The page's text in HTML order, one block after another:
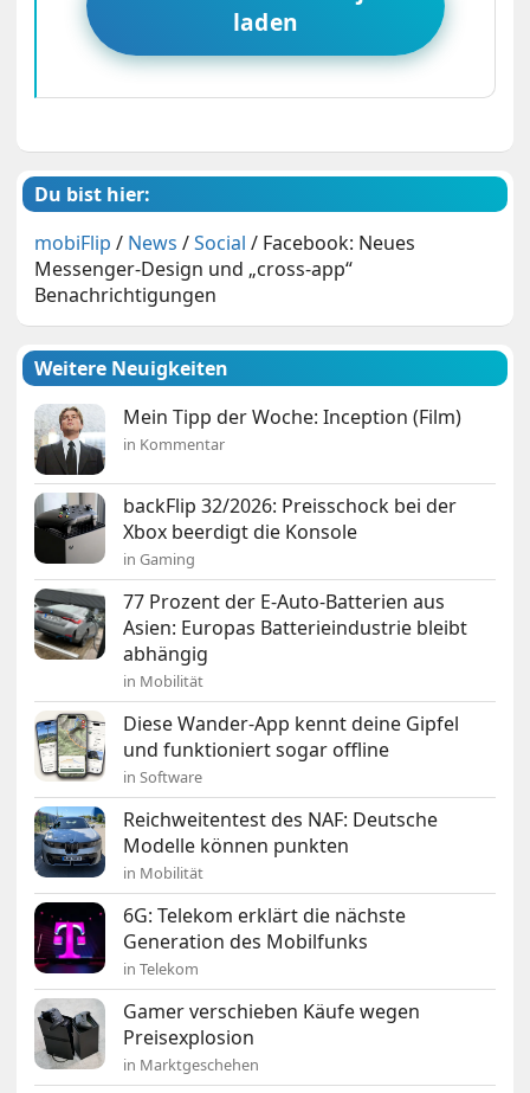
laden
Du bist hier:
mobiFlip / News /Social / Facebook: Neues
Messenger-Design und „cross-app“
Benachrichtigungen
Weitere Neuigkeiten
Mein Tipp der Woche: Inception (Film)
in Kommentar
backFlip 32/2026: Preisschock bei der
Xbox beerdigt die Konsole
in Gaming
77 Prozent der E-Auto-Batterien aus
Asien: Europas Batterieindustrie bleibt
abhängig
in Mobilität
Diese Wander-App kennt deine Gipfel
und funktioniert sogar offline
in Software
Reichweitentest des NAF: Deutsche
Modelle können punkten
in Mobilität
6G: Telekom erklärt die nächste
Generation des Mobilfunks
in Telekom
Gamer verschieben Käufe wegen
Preisexplosion
in Marktgeschehen